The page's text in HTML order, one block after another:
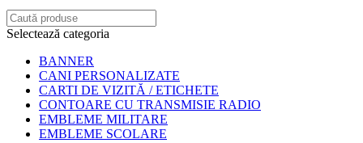
Selectează categoria
BANNER
CANI PERSONALIZATE
CARTI DE VIZITĂ / ETICHETE
CONTOARE CU TRANSMISIE RADIO
EMBLEME MILITARE
EMBLEME SCOLARE